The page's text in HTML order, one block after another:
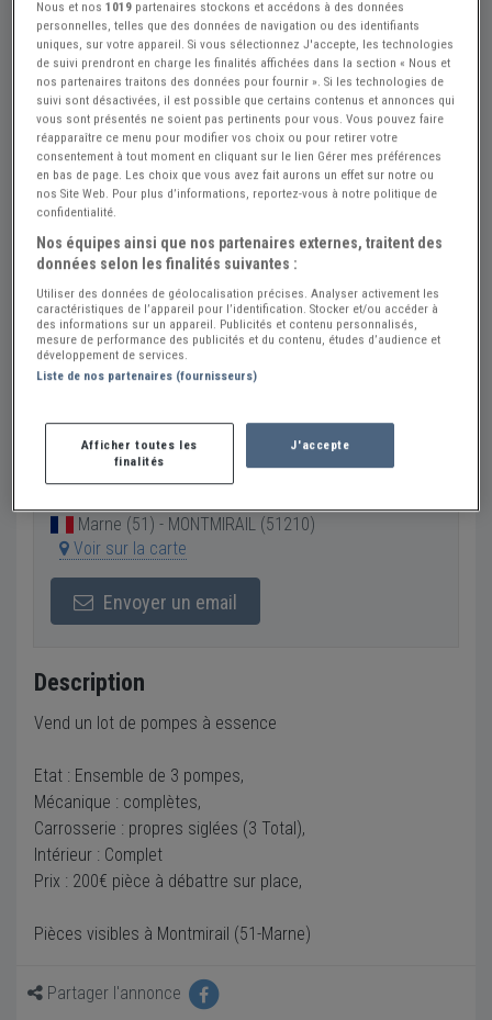
Réf : A690526 Actualisée le : 26/07/2026
Pompes à essence
200 €
Vendeur Particulier
Marne (51) - MONTMIRAIL (51210)
Voir sur la carte
Envoyer un email
Description
Vend un lot de pompes à essence
Etat : Ensemble de 3 pompes,
Mécanique : complètes,
Carrosserie : propres siglées (3 Total),
Intérieur : Complet
Prix : 200€ pièce à débattre sur place,
Pièces visibles à Montmirail (51-Marne)
Partager l'annonce
Nous et nos1019 partenaires stockons et accédons à des données
personnelles, telles que des données de navigation ou des identifiants
uniques, sur votre appareil. Si vous sélectionnez J'accepte, les technologies
de suivi prendront en charge les finalités affichées dans la section « Nous et
nos partenaires traitons des données pour fournir ». Si les technologies de
suivi sont désactivées, il est possible que certains contenus et annonces qui
vous sont présentés ne soient pas pertinents pour vous. Vous pouvez faire
réapparaître ce menu pour modifier vos choix ou pour retirer votre
consentement à tout moment en cliquant sur le lien Gérer mes préférences
en bas de page. Les choix que vous avez fait aurons un effet sur notre ou
nos Site Web. Pour plus d’informations, reportez-vous à notre politique de
confidentialité.
Nos équipes ainsi que nos partenaires externes, traitent des
données selon les finalités suivantes :
Utiliser des données de géolocalisation précises. Analyser activement les
caractéristiques de l’appareil pour l’identification. Stocker et/ou accéder à
des informations sur un appareil. Publicités et contenu personnalisés,
mesure de performance des publicités et du contenu, études d’audience et
développement de services.
Liste de nos partenaires (fournisseurs)
Afficher toutes les
finalités
J'accepte